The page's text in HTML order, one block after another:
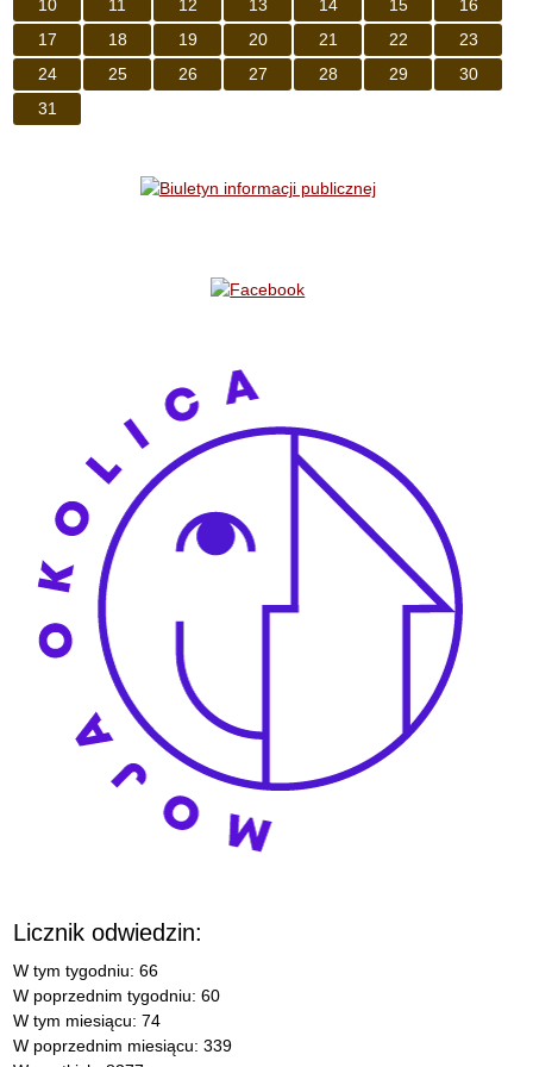
10
11 12 13 14 15
16
17
18 19 20 21 22
23
24
25 26 27 28 29
30
31
Bannery boczne
Licznik odwiedzin:
W tym tygodniu: 66
W poprzednim tygodniu: 60
W tym miesiącu: 74
W poprzednim miesiącu: 339